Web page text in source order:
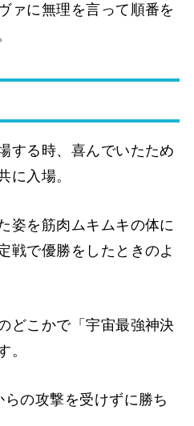
ァに無理を言って順番を
する時、喜んでいたため
に入場。
姿を筋肉ムキムキの体に
戦で優勝をしたときのよ
どこかで「宇宙最強神決
。
の攻撃を受けずに勝ち